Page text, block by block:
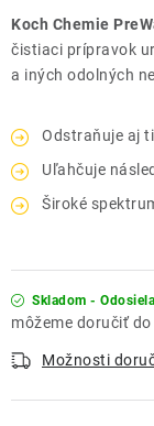
Koch Chemie
čistiaci prípravok
a iných odolných
Odstraňuje aj
Uľahčuje
Široké
Skladom -
Možnosti